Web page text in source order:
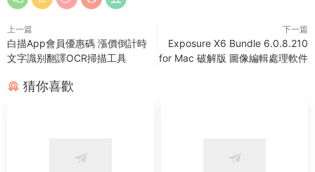
上一篇
白描App會員優惠碼 漲價倒計時
文字識别翻譯OCR掃描工具
下一篇
Exposure X6 Bundle 6.0.8.210
for Mac 破解版 圖像編輯處理軟件
猜你喜歡